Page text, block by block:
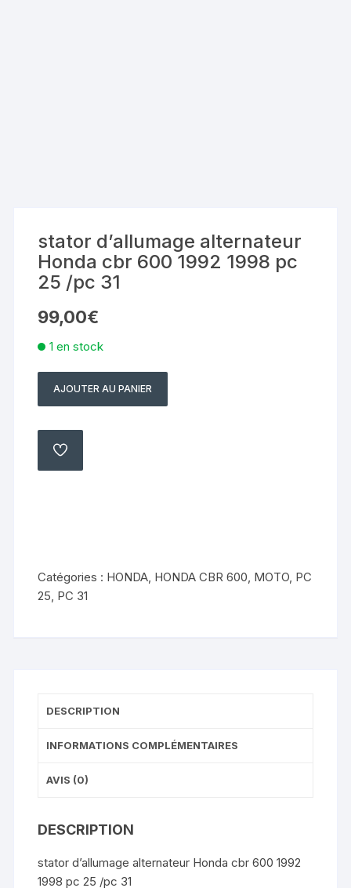
stator d’allumage alternateur
Honda cbr 600 1992 1998 pc
25 /pc 31
99,00€
1 en stock
quantité
stator
d'allumage
alternateur
pc
25
AJOUTER AU PANIER
AJOUTER
Catégories : HONDA HONDA CBR 600 MOTO PC
25 PC 31
DESCRIPTION
INFORMATIONS COMPLÉMENTAIRES
AVIS (0)
DESCRIPTION
stator d’allumage alternateur Honda cbr 600 1992
1998 pc 25 /pc 31